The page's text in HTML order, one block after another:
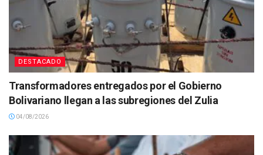
DESTACADO
Transformadores entregados por el Gobierno
Bolivariano llegan a las subregiones del Zulia
04/08/2026